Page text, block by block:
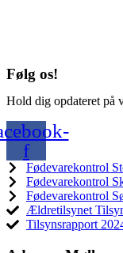
Følg os!
Hold dig opdateret på
f
Fødevarekontrol
Fødevarekontrol
Fødevarekontrol
Ældretilsynet
Tilsynsrapport